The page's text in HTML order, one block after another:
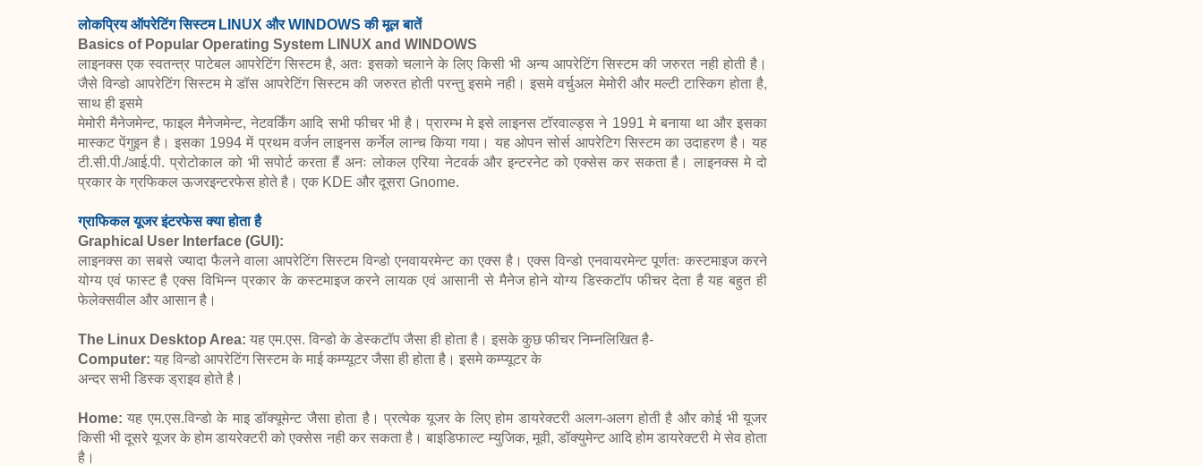
लोकप्रिय ऑपरेटिंग सिस्टम LINUX और WINDOWS की मूल बातें
Basics of Popular Operating System LINUX and WINDOWS
लाइनक्स एक स्वतन्त्र पाटेबल आपरेटिंग सिस्टम है, अतः इसको चलाने के लिए किसी भी अन्य आपरेटिंग सिस्टम की जरुरत नही होती है।
जैसे विन्डो आपरेटिंग सिस्टम मे डॉस आपरेटिंग सिस्टम की जरुरत होती परन्तु इसमे नही। इसमे वर्चुअल मेमोरी और मल्टी टास्किग होता है,
साथ ही इसमे
मेमोरी मैनेजमेन्ट, फाइल मैनेजमेन्ट, नेटवर्किंग आदि सभी फीचर भी है। प्रारम्भ मे इसे लाइनस टॉरवाल्ड्स ने 1991 मे बनाया था और इसका
मास्कट पेंगुइन है। इसका 1994 में प्रथम वर्जन लाइनस कर्नेल लान्च किया गया। यह ओपन सोर्स आपरेटिग सिस्टम का उदाहरण है। यह
टी.सी.पी./आई.पी. प्रोटोकाल को भी सपोर्ट करता हैं अनः लोकल एरिया नेटवर्क और इन्टरनेट को एक्सेस कर सकता है। लाइनक्स मे दो
प्रकार के ग्रफिकल ऊजरइन्टरफेस होते है। एक KDE और दूसरा Gnome.
ग्राफिकल यूजर इंटरफेस क्या होता है
Graphical User Interface (GUI):
लाइनक्स का सबसे ज्यादा फैलने वाला आपरेटिंग सिस्टम विन्डो एनवायरमेन्ट का एक्स है। एक्स विन्डो एनवायरमेन्ट पूर्णतः कस्टमाइज करने
योग्य एवं फास्ट है एक्स विभिन्न प्रकार के कस्टमाइज करने लायक एवं आसानी से मैनेज होने योग्य डिस्कटॉप फीचर देता है यह बहुत ही
फेलेक्सवील और आसान है।
The Linux Desktop Area: यह एम.एस. विन्डो के डेस्कटॉप जैसा ही होता है। इसके कुछ फीचर निम्नलिखित है-
Computer: यह विन्डो आपरेटिंग सिस्टम के माई कम्प्यूटर जैसा ही होता है। इसमे कम्प्यूटर के
अन्दर सभी डिस्क ड्राइव होते है।
Home: यह एम.एस.विन्डो के माइ डॉक्यूमेन्ट जैसा होता है। प्रत्येक यूजर के लिए होम डायरेक्टरी अलग-अलग होती है और कोई भी यूजर
किसी भी दूसरे यूजर के होम डायरेक्टरी को एक्सेस नही कर सकता है। बाइडिफाल्ट म्युजिक, मूवी, डॉक्युमेन्ट आदि होम डायरेक्टरी मे सेव होता
है।